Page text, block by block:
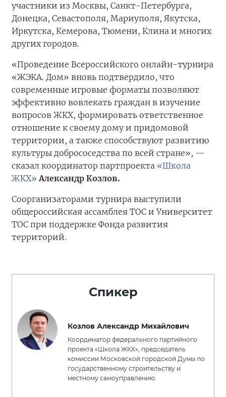
участники из Москвы, Санкт-Петербурга,
Донецка, Севастополя, Мариуполя, Якутска,
Иркутска, Кемерова, Тюмени, Клина и многих
других городов.
«Проведение Всероссийского онлайн-турнира
«ЖЭКА. Дом» вновь подтвердило, что
современные игровые форматы позволяют
эффективно вовлекать граждан в изучение
вопросов ЖКХ, формировать ответственное
отношение к своему дому и придомовой
территории, а также способствуют развитию
культуры добрососедства по всей стране», —
сказал координатор партпроекта «Школа
ЖКХ» Александр Козлов.
Соорганизаторами турнира выступили
общероссийская ассамблея ТОС и Университет
ТОС при поддержке Фонда развития
территорий.
Спикер
Козлов Александр Михайлович
Координатор федерального партийного
проекта «Школа ЖКХ», председатель
комиссии Московской городской Думы по
государственному строительству и
местному самоуправлению